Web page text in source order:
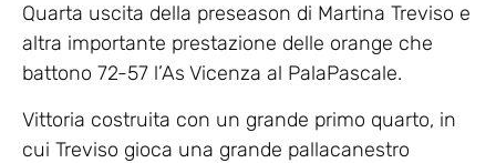
Quarta uscita della preseason di Martina Treviso e
altra importante prestazione delle orange che
battono 72-57 l’As Vicenza al PalaPascale.
Vittoria costruita con un grande primo quarto, in
cui Treviso gioca una grande pallacanestro